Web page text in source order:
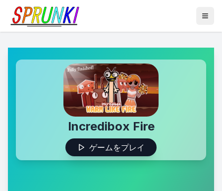
Incredibox Fire
ゲームをプレイ